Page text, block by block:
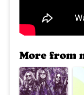
More from